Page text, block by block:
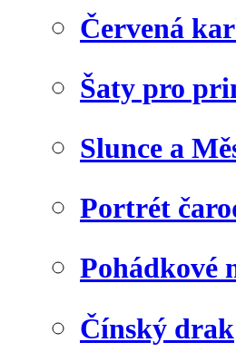
Červená
Šaty pro
Slunce a
Portrét
Pohádkové
Čínský drak